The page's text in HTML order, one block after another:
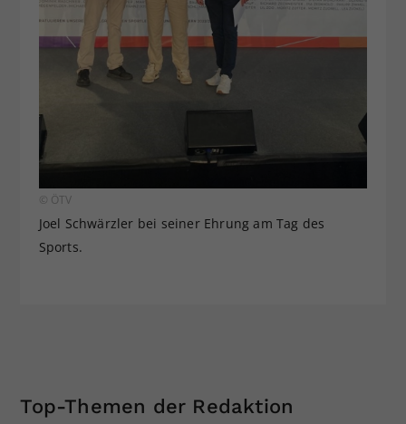
© ÖTV
Joel Schwärzler bei seiner Ehrung am Tag des
Sports.
Top-Themen der Redaktion